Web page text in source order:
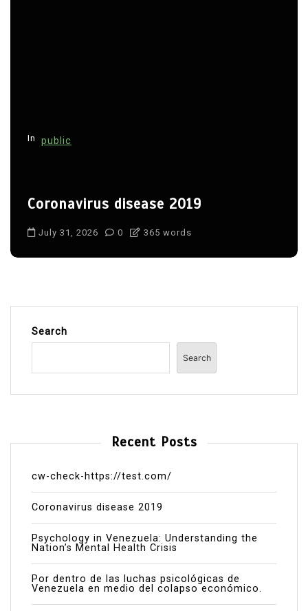
In public
Coronavirus disease 2019
July 31, 2026 0 365 words
Search
Search
Recent Posts
cw-check-https://test.com/
Coronavirus disease 2019
Psychology in Venezuela: Understanding the
Nation’s Mental Health Crisis
Por dentro de las luchas psicológicas de
Venezuela en medio del colapso económico.